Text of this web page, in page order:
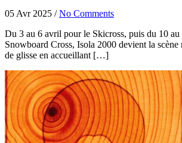
05 Avr 2025 / No Comments
Du 3 au 6 avril pour le Skicross, puis du 10
Snowboard Cross, Isola 2000 devient la scène
de glisse en accueillant […]